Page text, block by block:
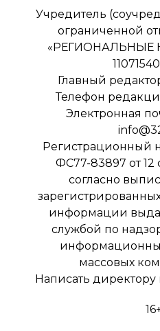
Учредитель
ограниченной
«РЕГИОНАЛЬНЫЕ
Главный
Телефон
Электронная
Регистрационный
ФС77-83897 от 12
согласно
информации
службой по
массовых
Написать директору